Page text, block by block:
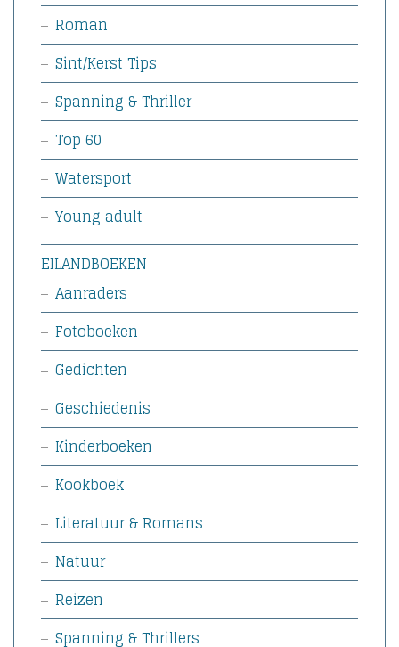
Roman
Sint/Kerst Tips
Spanning & Thriller
Top 60
Watersport
Young adult
EILANDBOEKEN
Aanraders
Fotoboeken
Gedichten
Geschiedenis
Kinderboeken
Kookboek
Literatuur & Romans
Natuur
Reizen
Spanning & Thrillers